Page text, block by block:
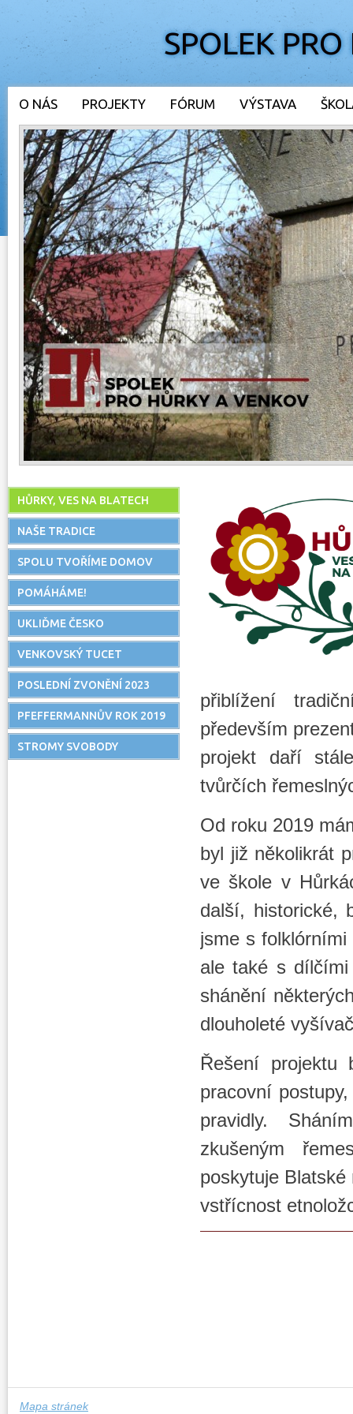
SPOLEK
O NÁS PROJEKTY FÓRUM VÝSTAVA
přiblížení
především
projekt daří
tvůrčích
Od roku 2019
byl již několikrát
ve škole v
další, historické,
jsme s
ale také s
shánění
dlouholeté
Řešení
pracovní
pravidly.
zkušeným
poskytuje
vstřícnost
HŮRKY‚ VES NA BLATECH
NAŠE TRADICE
SPOLU TVOŘÍME DOMOV
POMÁHÁME!
UKLIĎME ČESKO
VENKOVSKÝ TUCET
POSLEDNÍ ZVONĚNÍ 2023
PFEFFERMANNŮV ROK 2019
STROMY SVOBODY
Mapa stránek